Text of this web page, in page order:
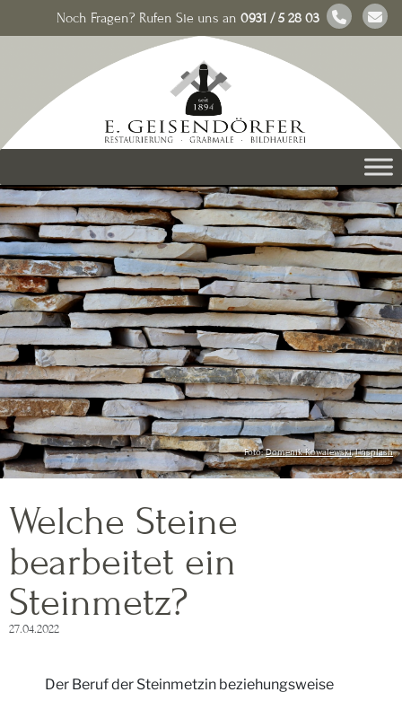
Noch Fragen? Rufen Sie uns an 0931 / 5 28 03
Foto:Domenik Kowalewski,Unsplash
Welche Steine
bearbeitet ein
Steinmetz?
27.04.2022
Der Beruf der Steinmetzin beziehungsweise